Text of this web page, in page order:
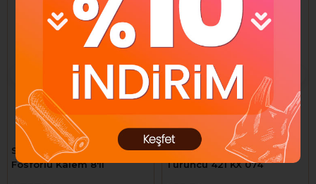
Stabilo Boss Renkler
Fosforlu Kalem 8'li
Picador Fosforlu Kalem
Turuncu 421 KX 074